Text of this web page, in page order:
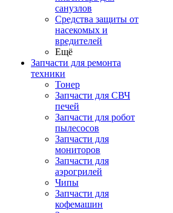
санузлов
Средства защиты от
насекомых и
вредителей
Ещё
Запчасти для ремонта
техники
Тонер
Запчасти для СВЧ
печей
Запчасти для робот
пылесосов
Запчасти для
мониторов
Запчасти для
аэрогрилей
Чипы
Запчасти для
кофемашин